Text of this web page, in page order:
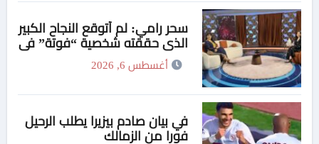
سحر رامي: لم أتوقع النجاح الكبير
الذي حققته شخصية “فوتة” في
مسلسل “اتنين غيرنا”، وحزنت
لعدم وجود تتر للمسلسل
أغسطس 6, 2026
في بيان صادم بيزيرا يطلب الرحيل
فورا من الزمالك